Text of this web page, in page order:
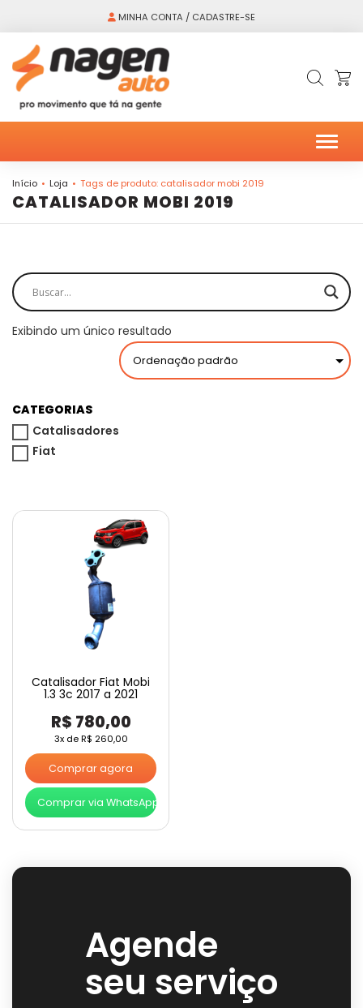
MINHA CONTA / CADASTRE-SE
Início Loja Tags de produto: catalisador mobi 2019
CATALISADOR MOBI 2019
Exibindo um único resultado
CATEGORIAS
Catalisadores
Fiat
Catalisador Fiat Mobi
1.3 3c 2017 a 2021
R$ 780,00
3x deR$ 260,00
Comprar agora
Comprar via WhatsApp
Agende
seu serviço